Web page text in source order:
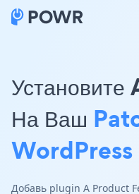
На Ваш
WordPress
Добавь plugin A Product